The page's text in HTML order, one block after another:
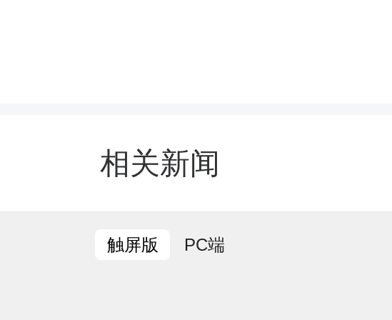
应始终围绕家庭实际需求，为计
庭提供全方位、多层次的支持与
相关新闻
触屏版 PC端